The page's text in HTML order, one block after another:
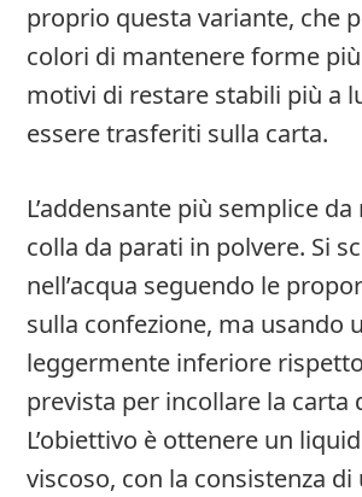
proprio questa variante, che
colori di mantenere forme
motivi di restare stabili più a
essere trasferiti sulla carta.
L’addensante più semplice
colla da parati in polvere. Si
nell’acqua seguendo le
sulla confezione, ma usando
leggermente inferiore
prevista per incollare la carta
L’obiettivo è ottenere un
viscoso, con la consistenza